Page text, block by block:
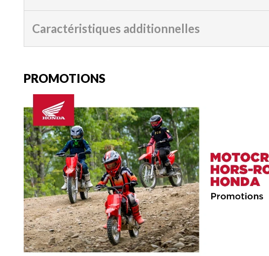
Caractéristiques additionnelles
PROMOTIONS